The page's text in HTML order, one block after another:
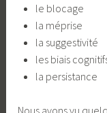
le blocage
la méprise
la suggestivité
les biais
la persistance